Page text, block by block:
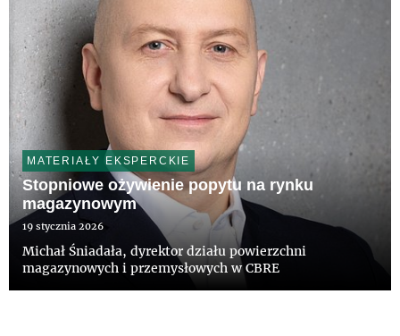
MATERIAŁY EKSPERCKIE
Stopniowe ożywienie popytu na rynku
magazynowym
19 stycznia 2026
Michał Śniadała, dyrektor działu powierzchni
magazynowych i przemysłowych w CBRE